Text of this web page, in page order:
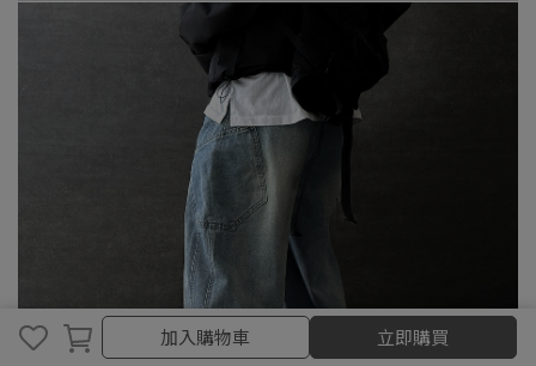
加入購物車
加入購物車 立即購買